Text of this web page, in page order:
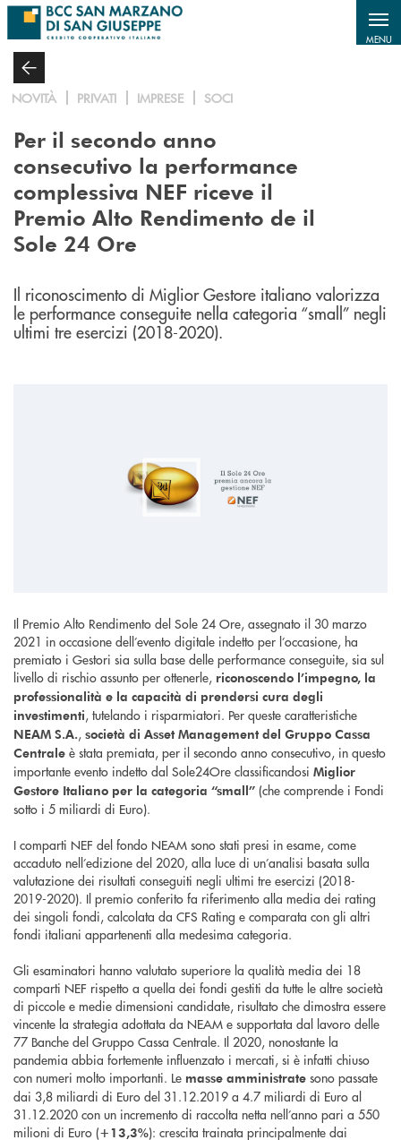
Salta al contenuto principale
MENU
NOVITÀ PRIVATI IMPRESE SOCI
Per il secondo anno
consecutivo la performance
complessiva NEF riceve il
Premio Alto Rendimento de il
Sole 24 Ore
Il riconoscimento di Miglior Gestore italiano valorizza
le performance conseguite nella categoria “small” negli
ultimi tre esercizi (2018-2020).
Il Premio Alto Rendimento del Sole 24 Ore, assegnato il 30 marzo
2021 in occasione dell’evento digitale indetto per l’occasione, ha
premiato i Gestori sia sulla base delle performance conseguite, sia sul
livello di rischio assunto per ottenerle, riconoscendo l’impegno, la
professionalità e la capacità di prendersi cura degli
investimenti, tutelando i risparmiatori. Per queste caratteristiche
NEAM S.A., società di Asset Management del Gruppo Cassa
Centrale è stata premiata, per il secondo anno consecutivo, in questo
importante evento indetto dal Sole24Ore classificandosi Miglior
Gestore Italiano per la categoria “small” (che comprende i Fondi
sotto i 5 miliardi di Euro).
I comparti NEF del fondo NEAM sono stati presi in esame, come
accaduto nell’edizione del 2020, alla luce di un’analisi basata sulla
valutazione dei risultati conseguiti negli ultimi tre esercizi (2018-
2019-2020). Il premio conferito fa riferimento alla media dei rating
dei singoli fondi, calcolata da CFS Rating e comparata con gli altri
fondi italiani appartenenti alla medesima categoria.
Gli esaminatori hanno valutato superiore la qualità media dei 18
comparti NEF rispetto a quella dei fondi gestiti da tutte le altre società
di piccole e medie dimensioni candidate, risultato che dimostra essere
vincente la strategia adottata da NEAM e supportata dal lavoro delle
77 Banche del Gruppo Cassa Centrale. Il 2020, nonostante la
pandemia abbia fortemente influenzato i mercati, si è infatti chiuso
con numeri molto importanti. Le masse amministrate sono passate
dai 3,8 miliardi di Euro del 31.12.2019 a 4.7 miliardi di Euro al
31.12.2020 con un incremento di raccolta netta nell’anno pari a 550
milioni di Euro (+13,3%): crescita trainata principalmente dai